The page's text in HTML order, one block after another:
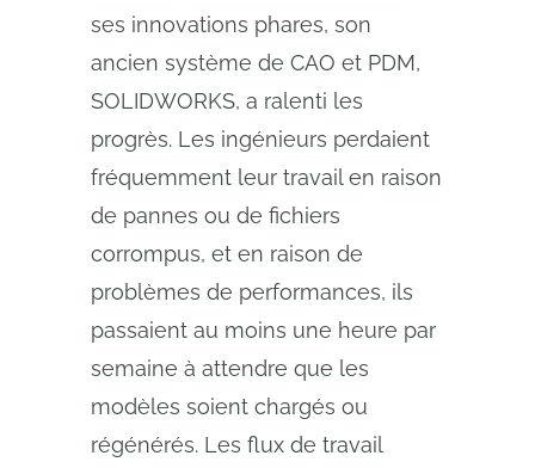
ses innovations phares, son
ancien système de CAO et PDM,
SOLIDWORKS, a ralenti les
progrès. Les ingénieurs perdaient
fréquemment leur travail en raison
de pannes ou de fichiers
corrompus, et en raison de
problèmes de performances, ils
passaient au moins une heure par
semaine à attendre que les
modèles soient chargés ou
régénérés. Les flux de travail